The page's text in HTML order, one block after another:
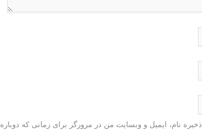
ذخیره نام، ایمیل و وبسایت من در مرورگر برای زمانی که دوباره